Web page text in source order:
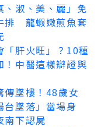
、淑、美、麗」免
排 龍蝦嫩煎魚套
「肝火旺」？10種
！中醫這樣辯證與
傳墜樓！48歲女
台墜落」當場身
下認屍